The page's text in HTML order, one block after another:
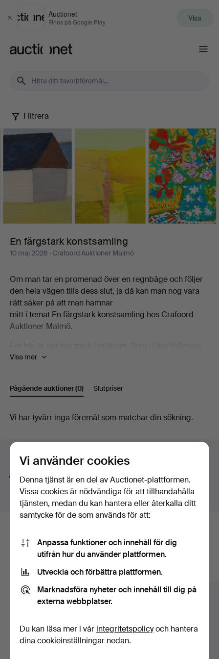
Stäng
Auctionet
Finns på Google Play Visa
En
färgstark
konstsamling
Filtrera
En färgstark konstsamling
10 maj 2026 · Crafoord Auktioner Malmö
Om man tar en promenad över en regnbåge och följer
den hela vägen tills dess slut, ja då kan man nog vara
rätt säker på att man hamnar
mitt i temat En färgstark konstsamling hos Crafoord
Auktioner Malmö.
blomsterstilleben till exempel. Det hälsar världen med
Pyk, en mycket Kargelsk vy över Djupvik och så en av
Välkomna!
Visa mer
Pågående auktioner(0) Slutpriser
Pågående
auktioner
Vi har tyvärr inga föremål som matchar din sökning.
Söktips
Vi söker automatiskt delar av ord. Söker du påband
hittar vi ävenarm bandsur.
Här är föremål från vårt arkiv som
matchar din sökning
Visa alla föremål
Vi använder cookies
Denna tjänst är en del av Auctionet-plattformen.
Vissa cookies är nödvändiga för att tillhandahålla
tjänsten, medan du kan hantera eller återkalla ditt
samtycke för de som används för att:
Anpassa funktioner och innehåll för dig
utifrån hur du använder plattformen.
Utveckla och förbättra plattformen.
Marknadsföra nyheter och innehåll till dig på
externa webbplatser.
Du kan läsa mer i vår integritetspolicyoch hantera
dina cookieinställningar nedan.